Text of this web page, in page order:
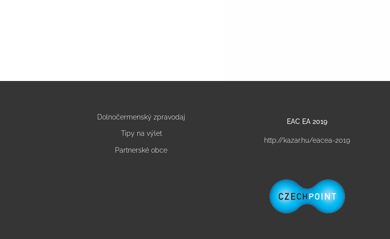
Dolnočermenský zpravodaj
Tipy na výlet
Partnerské obce
EAC EA 2019
http://kazar.hu/eacea-2019